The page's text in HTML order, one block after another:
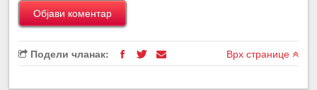
Подели чланак: Врх странице